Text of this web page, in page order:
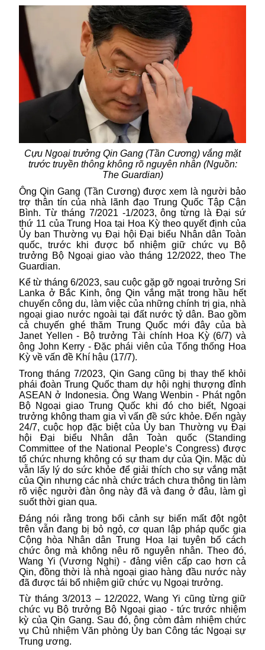
Cựu Ngoại trưởng Qin Gang (Tần Cương) vắng mặt
trước truyền thông không rõ nguyên nhân (Nguồn:
The Guardian)
Ông Qin Gang (Tần Cương) được xem là người bảo
trợ thân tín của nhà lãnh đạo Trung Quốc Tập Cận
Bình. Từ tháng 7/2021 -1/2023, ông từng là Đại sứ
thứ 11 của Trung Hoa tại Hoa Kỳ theo quyết định của
Ủy ban Thường vụ Đại hội Đại biểu Nhân dân Toàn
quốc, trước khi được bổ nhiệm giữ chức vụ Bộ
trưởng Bộ Ngoại giao vào tháng 12/2022, theo The
Guardian.
Kể từ tháng 6/2023, sau cuộc gặp gỡ ngoại trưởng Sri
Lanka ở Bắc Kinh, ông Qin vắng mặt trong hầu hết
chuyến công du, làm việc của những chính trị gia, nhà
ngoại giao nước ngoài tại đất nước tỷ dân. Bao gồm
cả chuyến ghé thăm Trung Quốc mới đây của bà
Janet Yellen - Bộ trưởng Tài chính Hoa Kỳ (6/7) và
ông John Kerry - Đặc phái viên của Tổng thống Hoa
Kỳ về vấn đề Khí hậu (17/7).
Trong tháng 7/2023, Qin Gang cũng bị thay thế khỏi
phái đoànTrung Quốc tham dự hội nghị thượng đỉnh
ASEAN ở Indonesia. Ông Wang Wenbin - Phát ngôn
Bộ Ngoại giao Trung Quốc khi đó cho biết, Ngoại
trưởng không tham gia vì vấn đề sức khỏe. Đến ngày
24/7, cuộc họp đặc biệt của Ủy ban Thường vụ Đại
hội Đại biểu Nhân dân Toàn quốc (Standing
Committee of the National People’s Congress) được
tổ chức nhưng không có sự tham dự của Qin. Mặc dù
vẫn lấy lý do sức khỏe để giải thích cho sự vắng mặt
của Qin nhưng các nhà chức trách chưa thông tin làm
rõ việc người đàn ông này đã và đang ở đâu, làm gì
suốt thời gian qua.
Đáng nói rằng trong bối cảnh sự biến mất đột ngột
trên vẫn đang bị bỏ ngỏ, cơ quan lập pháp quốc gia
Cộng hòa Nhân dân Trung Hoa lại tuyên bố cách
chức ông mà không nêu rõ nguyên nhân. Theo đó,
Wang Yi (Vương Nghị) - đảng viên cấp cao hơn cả
Qin, đồng thời là nhà ngoại giao hàng đầu nước này
đã được tái bổ nhiệm giữ chức vụ Ngoại trưởng.
Từ tháng 3/2013 – 12/2022, Wang Yi cũng từng giữ
chức vụ Bộ trưởng Bộ Ngoại giao - tức trước nhiệm
kỳ của Qin Gang. Sau đó, ông còm đảm nhiệm chức
vụ Chủ nhiệm Văn phòng Ủy ban Công tác Ngoại sự
Trung ương.